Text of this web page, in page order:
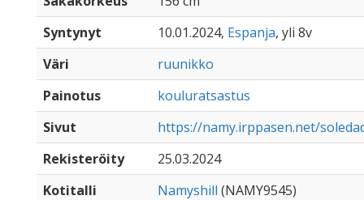
Syntynyt
10.01.2024, Espanja, yli 8v
Väri
ruunikko
Painotus
kouluratsastus
Sivut
https://namy.irppasen.net/
Rekisteröity
25.03.2024
Kotitalli
Namyshill (NAMY9545)